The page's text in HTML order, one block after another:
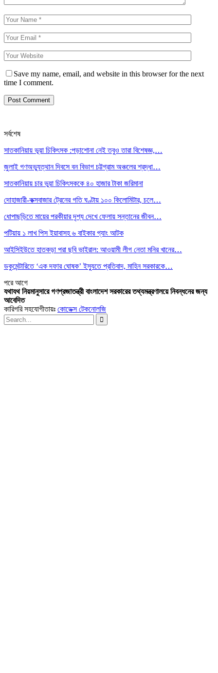
Save my name, email, and website in this browser for the next
time I comment.
সর্বশেষ
সাতকানিয়ায় ভূয়া চিকিৎসক :পড়াশোনা নেই তবুও তারা বিশেষজ্ঞ,…
জুলাই গণঅভ্যুত্থান দিবসে বন বিভাগ চট্টগ্রাম অঞ্চলের শ্রদ্ধা…
সাতকানিয়ায় চার ভুয়া চিকিৎসককে ৪০ হাজার টাকা জরিমানা
দোহাজারী-কক্সবাজার ট্রেনের গতি ঘণ্টায় ১০০ কিলোমিটার, চলে…
ধোপাছড়িতে মায়ের পরকীয়ার দৃশ্য দেখে ফেলায় সন্তানের জীবন…
পটিয়ায় ১ লাখ পিস ইয়াবাসহ ৬ বাইকার গ্যাং আটক
আইসিইউতে হাতকড়া পরা ছবি ভাইরাল: আওয়ামী লীগ নেতা মনির খানের…
ডকুমেন্টারিতে ‘এক দফার ঘোষক’ ইস্যুতে প্রতিবাদ, মাহিন সরকারকে…
পরেআগে
যথাযথ নিয়মানুসারে গণপ্রজাতন্ত্রী বাংলাদেশ সরকারের তথ্যমন্ত্রণালয়ে নিবন্ধনের জন্য
আবেদিত
কারিগরি সহযোগীতায়ঃ কোডেক্স টেকনোলজি